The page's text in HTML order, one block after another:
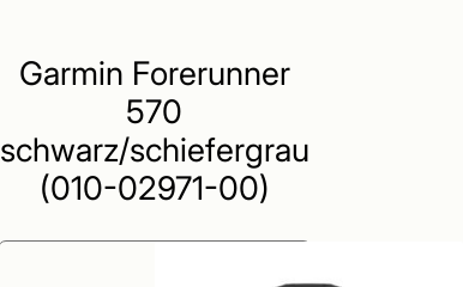
Garmin Forerunner
570
schwarz/schiefergrau
(010-02971-00)